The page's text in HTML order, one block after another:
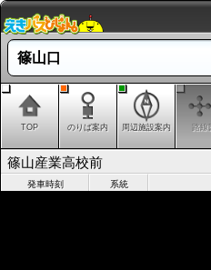
篠山口
TOP のりば案内 周辺施設案内 路線
篠山産業高校前
発車時刻 系統